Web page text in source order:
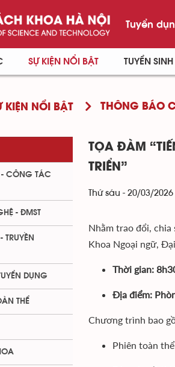
Tuyển
SỰ KIỆN NỔI BẬT TUYỂN SINH
KIỆN NỔI BẬT THÔNG BÁO
TỌA ĐÀM
TRIỂN”
Thứ sáu - 20/03/2026
Nhằm trao đổi, chia
Khoa Ngoại ngữ,
Thời gian:
Địa điểm:
Chương trình bao
Phiên toàn
- CÔNG TÁC
- ĐMST
DỤNG
THỂ